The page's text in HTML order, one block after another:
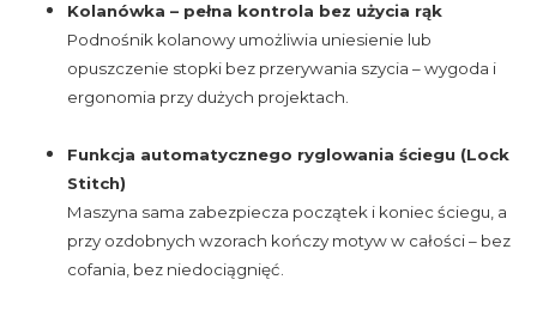
Kolanówka – pełna kontrola bez użycia rąk
Podnośnik kolanowy umożliwia uniesienie lub
opuszczenie stopki bez przerywania szycia – wygoda i
ergonomia przy dużych projektach.
Funkcja automatycznego ryglowania ściegu (Lock
Stitch)
Maszyna sama zabezpiecza początek i koniec ściegu, a
przy ozdobnych wzorach kończy motyw w całości – bez
cofania, bez niedociągnięć.